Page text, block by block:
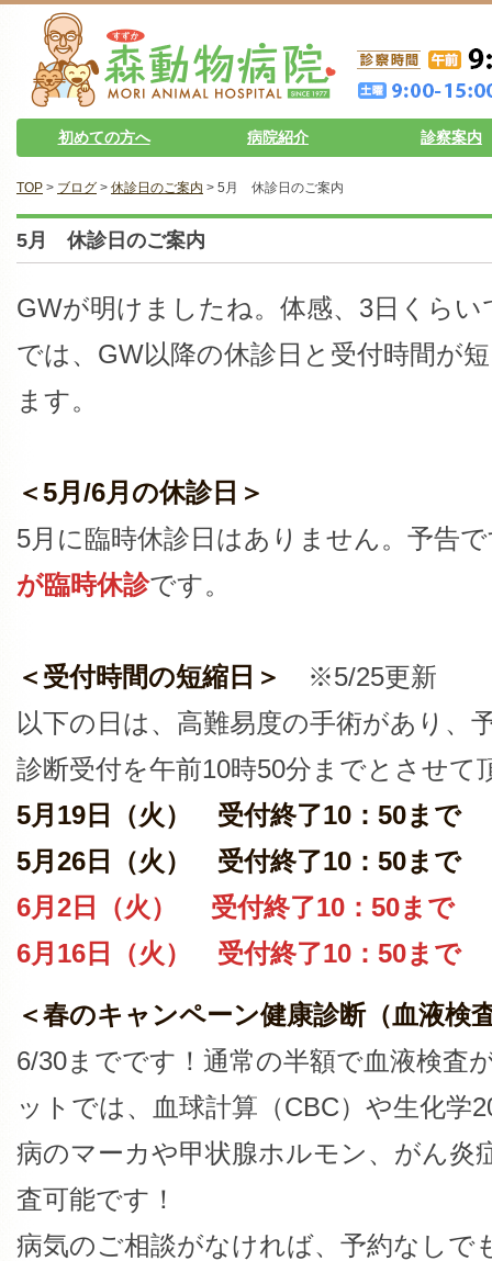
初めての方へ 病院紹介 診察案内
TOP > ブログ > 休診日のご案内 > 5月 休診日のご案内
5月 休診日のご案内
GWが明けましたね。体感、3日くら
では、GW以降の休診日と受付時間が
ます。
＜5月/6月の休診日＞
5月に臨時休診日はありません。予告
が臨時休診です。
＜受付時間の短縮日＞
※5/25更新
以下の日は、高難易度の手術があり、
診断受付を午前10時50分までとさせて
5月19日（火） 受付終了10：50まで
5月26日（火） 受付終了10：50まで
6月2日（火） 受付終了10：50まで
6月16日（火） 受付終了10：50まで
＜春のキャンペーン健康診断（血液検
6/30までです！通常の半額で血液検査
ットでは、血球計算（CBC）や生化学
病のマーカや甲状腺ホルモン、がん炎
査可能です！
病気のご相談がなければ、予約なしで